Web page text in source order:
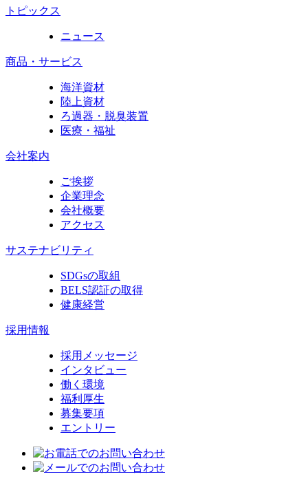
トピックス
ニュース
商品・サービス
海洋資材
陸上資材
ろ過器・脱臭装置
医療・福祉
会社案内
ご挨拶
企業理念
会社概要
アクセス
サステナビリティ
SDGsの取組
BELS認証の取得
健康経営
採用情報
採用メッセージ
インタビュー
働く環境
福利厚生
募集要項
エントリー